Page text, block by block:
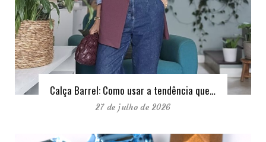
Calça Barrel: Como usar a tendência que…
27 de julho de 2026